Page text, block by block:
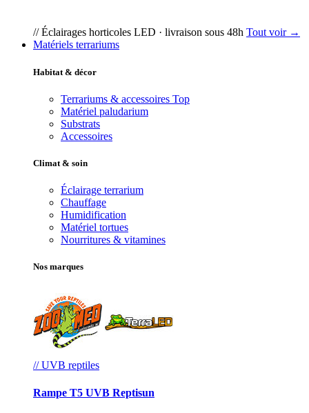
// Éclairages horticoles LED · livraison sous 48h Tout voir →
Matériels terrariums
Habitat & décor
Terrariums & accessoires Top
Matériel paludarium
Substrats
Accessoires
Climat & soin
Éclairage terrarium
Chauffage
Humidification
Matériel tortues
Nourritures & vitamines
Nos marques
// UVB reptiles
Rampe T5 UVB Reptisun